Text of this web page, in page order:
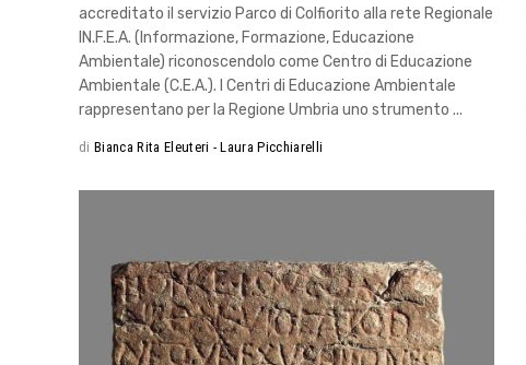
accreditato il servizio Parco di Colfiorito alla rete Regionale
IN.F.E.A. (Informazione, Formazione, Educazione
Ambientale) riconoscendolo come Centro di Educazione
Ambientale (C.E.A.). I Centri di Educazione Ambientale
rappresentano per la Regione Umbria uno strumento
di Bianca Rita Eleuteri - Laura Picchiarelli